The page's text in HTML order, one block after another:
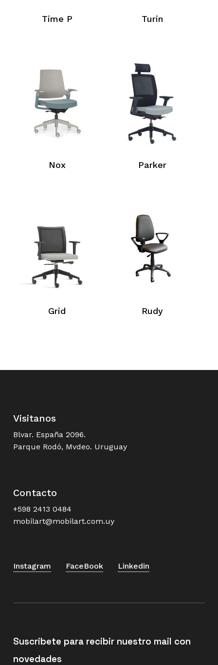
Time P Turin
Nox Parker
Grid Rudy
Visitanos
Blvar. España 2096.
Parque Rodó, Mvdeo. Uruguay
Contacto
+598 2413 0484
mobilart@mobilart.com.uy
Instagram FaceBook Linkedin
Suscribete para recibir nuestro mail con
novedades